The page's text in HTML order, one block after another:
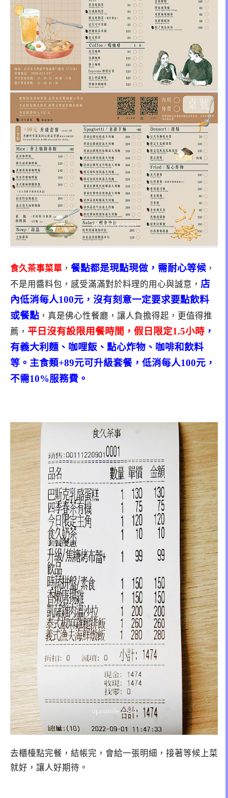
食久茶事菜單 ， 餐點都是現點現做，需耐心等候 ，
不是用醬料包，感受滿滿對於料理的用心與誠意， 店
內低消每人100元，沒有刻意一定要求要點飲料
或餐點 ，真是佛心性餐廳，讓人負擔得起，更值得推
薦， 平日沒有設限用餐時間，假日限定1.5小時 ，
有義大利麵、咖哩飯、點心炸物、咖啡和飲料
等。主食類+89元可升級套餐，低消每人100元，
不需10%服務費。
去櫃檯點完餐，結帳完，會給一張明細，接著等候上菜
就好，讓人好期待。